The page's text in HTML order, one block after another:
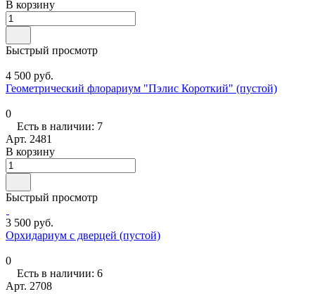
В корзину
Быстрый просмотр
4 500 руб.
Геометрический флорариум "Пэлис Короткий" (пустой)
0
Есть в наличии: 7
Арт. 2481
В корзину
Быстрый просмотр
3 500 руб.
Орхидариум с дверцей (пустой)
0
Есть в наличии: 6
Арт. 2708